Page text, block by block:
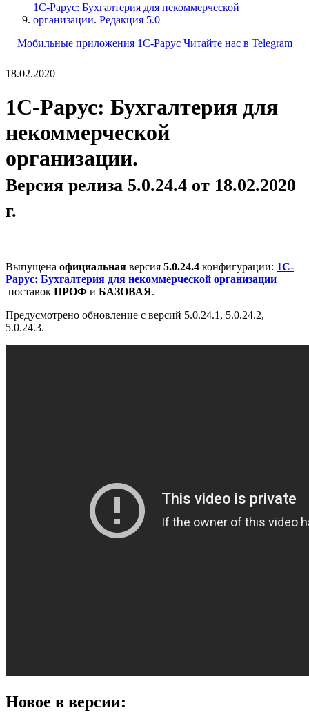
1С-Рарус: Бухгалтерия для некоммерческой
организации. Редакция 5.0
Мобильные приложения 1С-Рарус Читайте нас в Telegram
18.02.2020
1С-Рарус: Бухгалтерия для
некоммерческой
организации.
Версия релиза 5.0.24.4 от 18.02.2020
г.
Выпущена официальная версия 5.0.24.4 конфигурации: 1С-
Рарус: Бухгалтерия для некоммерческой организации
поставок ПРОФ и БАЗОВАЯ.
Предусмотрено обновление с версий 5.0.24.1, 5.0.24.2,
5.0.24.3.
Новое в версии: